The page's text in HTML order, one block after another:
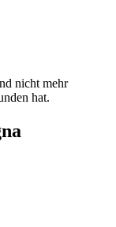
nicht mehr
hat.